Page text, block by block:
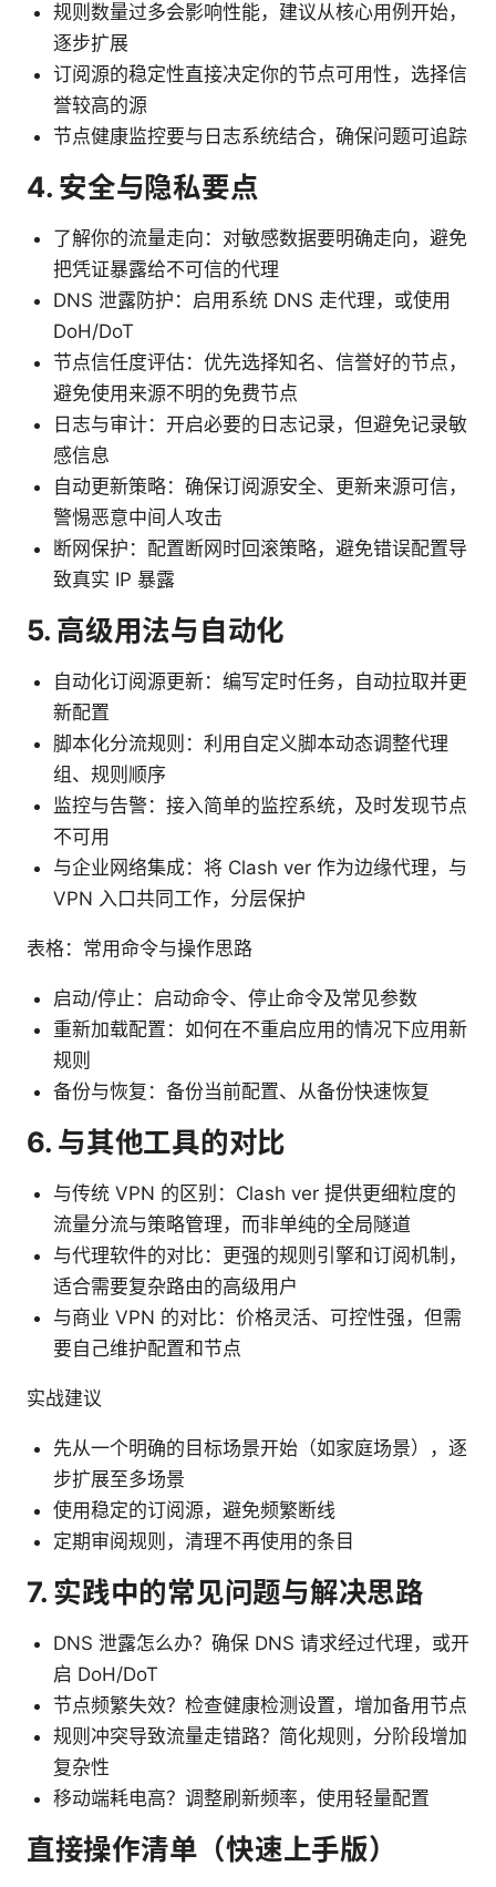
规则数量过多会影响性能，建议从核心用例开始，
逐步扩展
订阅源的稳定性直接决定你的节点可用性，选择信
誉较高的源
节点健康监控要与日志系统结合，确保问题可追踪
4. 安全与隐私要点
了解你的流量走向：对敏感数据要明确走向，避免
把凭证暴露给不可信的代理
DNS 泄露防护：启用系统 DNS 走代理，或使用
DoH/DoT
节点信任度评估：优先选择知名、信誉好的节点，
避免使用来源不明的免费节点
日志与审计：开启必要的日志记录，但避免记录敏
感信息
自动更新策略：确保订阅源安全、更新来源可信，
警惕恶意中间人攻击
断网保护：配置断网时回滚策略，避免错误配置导
致真实 IP 暴露
5. 高级用法与自动化
自动化订阅源更新：编写定时任务，自动拉取并更
新配置
脚本化分流规则：利用自定义脚本动态调整代理
组、规则顺序
监控与告警：接入简单的监控系统，及时发现节点
不可用
与企业网络集成：将 Clash ver 作为边缘代理，与
VPN 入口共同工作，分层保护
表格：常用命令与操作思路
启动/停止：启动命令、停止命令及常见参数
重新加载配置：如何在不重启应用的情况下应用新
规则
备份与恢复：备份当前配置、从备份快速恢复
6. 与其他工具的对比
与传统 VPN 的区别：Clash ver 提供更细粒度的
流量分流与策略管理，而非单纯的全局隧道
与代理软件的对比：更强的规则引擎和订阅机制，
适合需要复杂路由的高级用户
与商业 VPN 的对比：价格灵活、可控性强，但需
要自己维护配置和节点
实战建议
先从一个明确的目标场景开始（如家庭场景），逐
步扩展至多场景
使用稳定的订阅源，避免频繁断线
定期审阅规则，清理不再使用的条目
7. 实践中的常见问题与解决思路
DNS 泄露怎么办？确保 DNS 请求经过代理，或开
启 DoH/DoT
节点频繁失效？检查健康检测设置，增加备用节点
规则冲突导致流量走错路？简化规则，分阶段增加
复杂性
移动端耗电高？调整刷新频率，使用轻量配置
直接操作清单（快速上手版）